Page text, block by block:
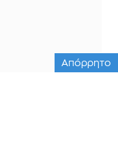
Απόρρητο